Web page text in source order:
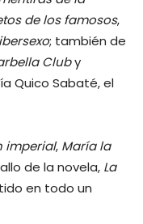
de los famosos,
; también de
Cluby
Quico Sabaté, el
imperial, María la
de la novela, La
en todo un